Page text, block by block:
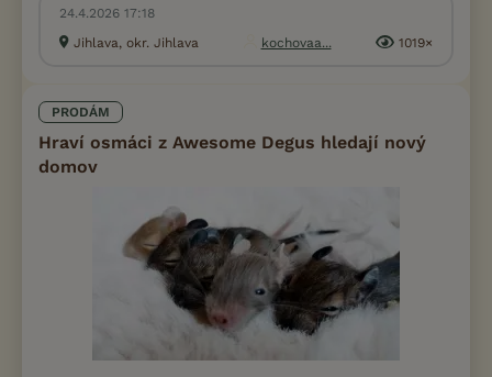
24.4.2026 17:18
Jihlava, okr. Jihlava
kochovaa... 1019×
PRODÁM
Hraví osmáci z Awesome Degus hledají nový
domov